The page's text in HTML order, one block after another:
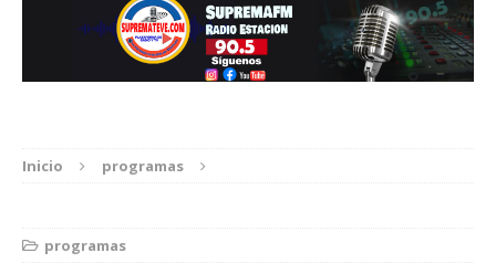
Inicio programas
programas